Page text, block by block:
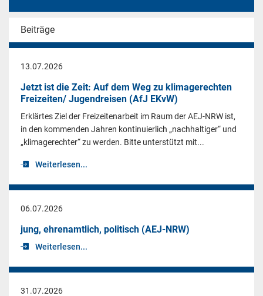
Beiträge
13.07.2026
Jetzt ist die Zeit: Auf dem Weg zu klimagerechten
Freizeiten/ Jugendreisen (AfJ EKvW)
Erklärtes Ziel der Freizeitenarbeit im Raum der AEJ-NRW ist,
in den kommenden Jahren kontinuierlich „nachhaltiger“ und
„klimagerechter“ zu werden. Bitte unterstützt mit...
Weiterlesen...
06.07.2026
jung, ehrenamtlich, politisch (AEJ-NRW)
Weiterlesen...
31.07.2026